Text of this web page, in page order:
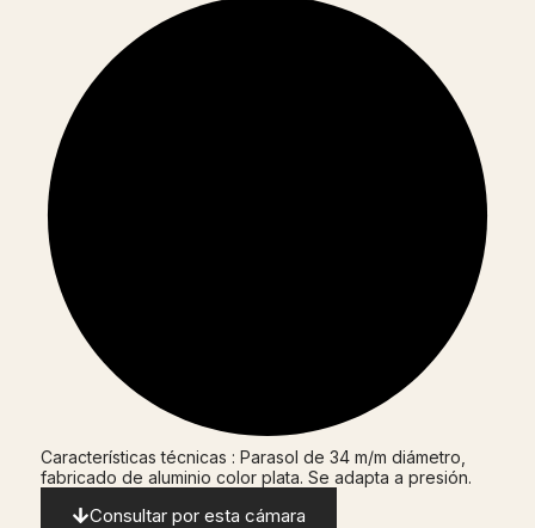
Características técnicas : Parasol de 34 m/m diámetro,
fabricado de aluminio color plata. Se adapta a presión.
Consultar por esta cámara